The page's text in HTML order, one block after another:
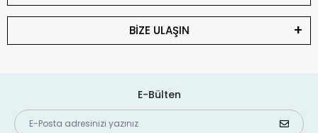
BİZE ULAŞIN
E-Bülten